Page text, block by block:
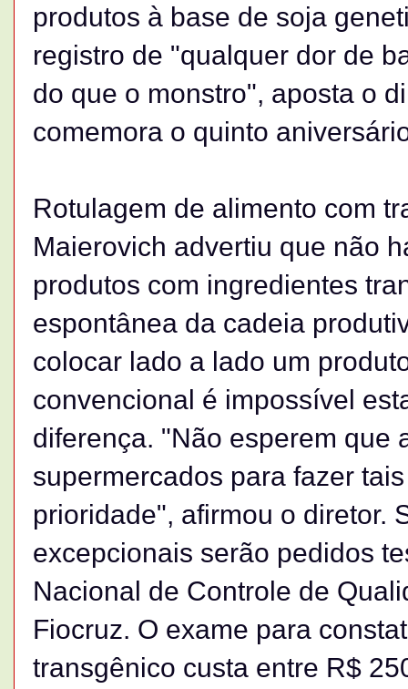
produtos à base de soja
registro de "qualquer dor de
do que o monstro", aposta o
comemora o quinto
Rotulagem de alimento com
Maierovich advertiu que não
produtos com ingredientes
espontânea da cadeia
colocar lado a lado um
convencional é impossível
diferença. "Não esperem que
supermercados para fazer
prioridade", afirmou o diretor.
excepcionais serão pedidos
Nacional de Controle de
Fiocruz. O exame para
transgênico custa entre R$